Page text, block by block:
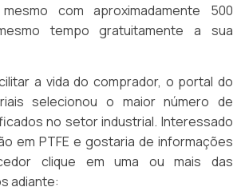
com aproximadamente 500
tempo gratuitamente a sua
a vida do comprador, o portal do
selecionou o maior número de
no setor industrial. Interessado
em PTFE e gostaria de informações
clique em uma ou mais das
adiante: